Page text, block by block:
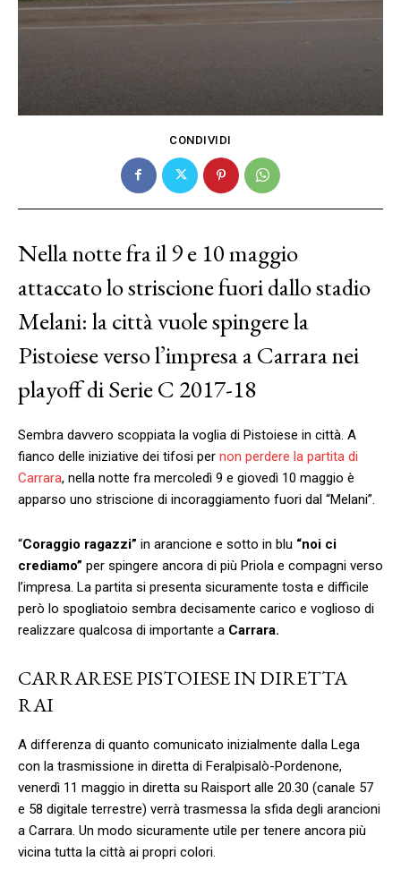
CONDIVIDI
Nella notte fra il 9 e 10 maggio
attaccato lo striscione fuori dallo stadio
Melani: la città vuole spingere la
Pistoiese verso l’impresa a Carrara nei
playoff di Serie C 2017-18
Sembra davvero scoppiata la voglia di Pistoiese in città. A
fianco delle iniziative dei tifosi per non perdere la partita di
Carrara, nella notte fra mercoledì 9 e giovedì 10 maggio è
apparso uno striscione di incoraggiamento fuori dal “Melani”.
“Coraggio ragazzi” in arancione e sotto in blu “noi ci
crediamo” per spingere ancora di più Priola e compagni verso
l’impresa. La partita si presenta sicuramente tosta e difficile
però lo spogliatoio sembra decisamente carico e voglioso di
realizzare qualcosa di importante a Carrara.
CARRARESE PISTOIESE IN DIRETTA
RAI
A differenza di quanto comunicato inizialmente dalla Lega
con la trasmissione in diretta di Feralpisalò-Pordenone,
venerdì 11 maggio in diretta su Raisport alle 20.30 (canale 57
e 58 digitale terrestre) verrà trasmessa la sfida degli arancioni
a Carrara. Un modo sicuramente utile per tenere ancora più
vicina tutta la città ai propri colori.